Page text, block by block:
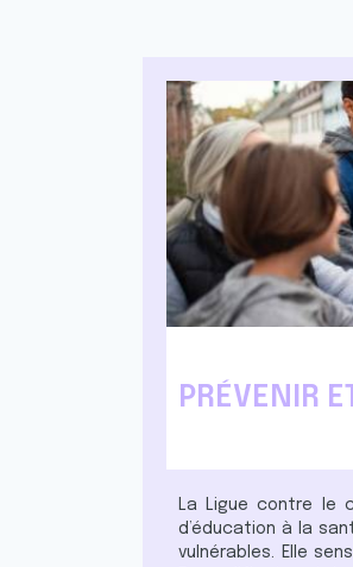
PRÉVENIR
La Ligue contre le
d’éducation à la
vulnérables. Elle